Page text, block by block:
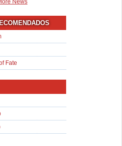
News
Fate